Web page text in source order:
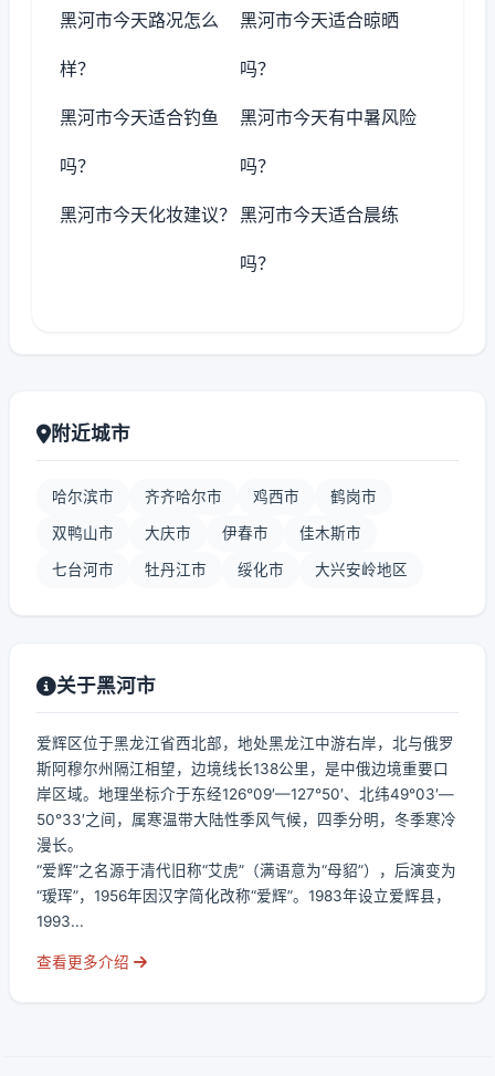
黑河市今天路况怎么
样？
黑河市今天适合晾晒
吗？
黑河市今天适合钓鱼
吗？
黑河市今天有中暑风险
吗？
黑河市今天化妆建议？ 黑河市今天适合晨练
吗？
附近城市
哈尔滨市 齐齐哈尔市 鸡西市 鹤岗市
双鸭山市 大庆市 伊春市 佳木斯市
七台河市 牡丹江市 绥化市 大兴安岭地区
关于黑河市
爱辉区位于黑龙江省西北部，地处黑龙江中游右岸，北与俄罗
斯阿穆尔州隔江相望，边境线长138公里，是中俄边境重要口
岸区域。地理坐标介于东经126°09′—127°50′、北纬49°03′—
50°33′之间，属寒温带大陆性季风气候，四季分明，冬季寒冷
漫长。
“爱辉”之名源于清代旧称“艾虎”（满语意为“母貂”），后演变为
“瑷珲”，1956年因汉字简化改称“爱辉”。1983年设立爱辉县，
1993...
查看更多介绍